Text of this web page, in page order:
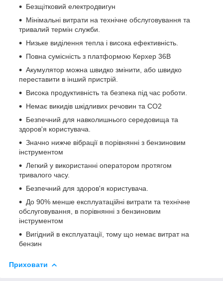
Безщітковий електродвигун
Мінімальні витрати на технічне обслуговування та
тривалий термін служби.
Низьке виділення тепла і висока ефективність.
Повна сумісність з платформою Керхер 36В
Акумулятор можна швидко змінити, або швидко
переставити в інший пристрій.
Висока продуктивність та безпека під час роботи.
Немає викидів шкідливих речовин та CO2
Безпечний для навколишнього середовища та
здоров'я користувача.
Значно нижче вібрації в порівнянні з бензиновим
інструментом
Легкий у використанні оператором протягом
тривалого часу.
Безпечний для здоров'я користувача.
До 90% менше експлуатаційні витрати та технічне
обслуговування, в порівнянні з бензиновим
інструментом
Вигідний в експлуатації, тому що немає витрат на
бензин
Приховати